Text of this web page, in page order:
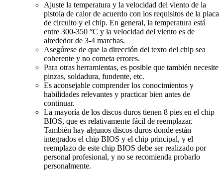
Ajuste la temperatura y la velocidad del viento de la
pistola de calor de acuerdo con los requisitos de la placa
de circuito y el chip. En general, la temperatura está
entre 300-350 °C y la velocidad del viento es de
alrededor de 3-4 marchas.
Asegúrese de que la dirección del texto del chip sea
coherente y no cometa errores.
Para otras herramientas, es posible que también necesite
pinzas, soldadura, fundente, etc.
Es aconsejable comprender los conocimientos y
habilidades relevantes y practicar bien antes de
continuar.
La mayoría de los discos duros tienen 8 pies en el chip
BIOS, que es relativamente fácil de reemplazar.
También hay algunos discos duros donde están
integrados el chip BIOS y el chip principal, y el
reemplazo de este chip BIOS debe ser realizado por
personal profesional, y no se recomienda probarlo
personalmente.